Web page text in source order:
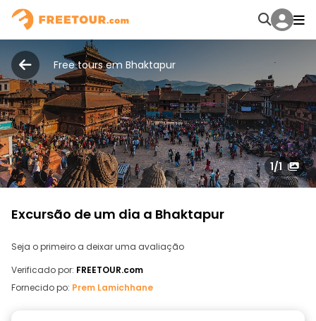
Free tours em Bhaktapur
1/1
Excursão de um dia a Bhaktapur
Seja o primeiro a deixar uma avaliação
Verificado por: FREETOUR.com
Fornecido po: Prem Lamichhane